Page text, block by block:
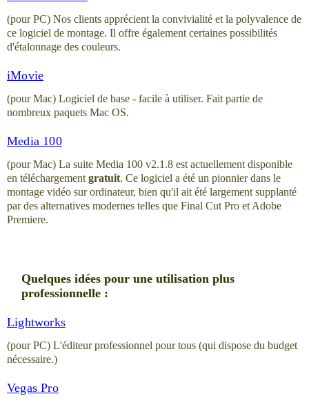
(pour PC) Nos clients apprécient la convivialité et la polyvalence de
ce logiciel de montage. Il offre également certaines possibilités
d'étalonnage des couleurs.
iMovie
(pour Mac) Logiciel de base - facile à utiliser. Fait partie de
nombreux paquets Mac OS.
Media 100
(pour Mac) La suite Media 100 v2.1.8 est actuellement disponible
en téléchargement gratuit. Ce logiciel a été un pionnier dans le
montage vidéo sur ordinateur, bien qu'il ait été largement supplanté
par des alternatives modernes telles que Final Cut Pro et Adobe
Premiere.
Quelques idées pour une utilisation plus
professionnelle :
Lightworks
(pour PC) L'éditeur professionnel pour tous (qui dispose du budget
nécessaire.)
Vegas Pro